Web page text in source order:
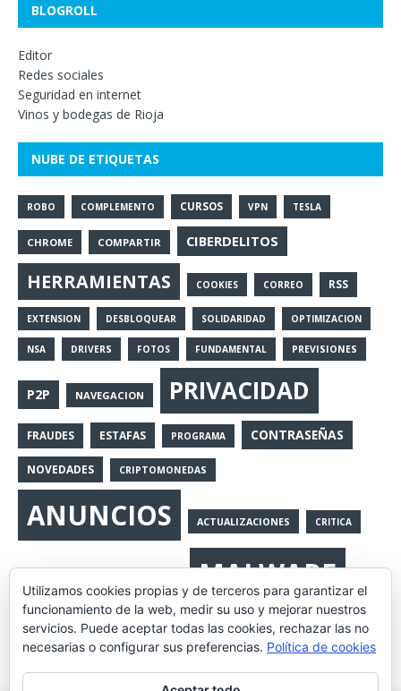
BLOGROLL
Editor
Redes sociales
Seguridad en internet
Vinos y bodegas de Rioja
NUBE DE ETIQUETAS
ROBO COMPLEMENTO CURSOS VPN TESLA
CHROME COMPARTIR CIBERDELITOS
HERRAMIENTAS COOKIES CORREO RSS
EXTENSION DESBLOQUEAR SOLIDARIDAD OPTIMIZACION
NSA DRIVERS FOTOS FUNDAMENTAL PREVISIONES
P2P NAVEGACION PRIVACIDAD
FRAUDES ESTAFAS PROGRAMA CONTRASEÑAS
NOVEDADES CRIPTOMONEDAS
ANUNCIOS ACTUALIZACIONES CRITICA
MALWARE
CRYPTOWARE ENTREVISTAS WANNACRY
COPIAS ARTICULO ROUTER ETHER
Utilizamos cookies propias y de terceros para garantizar el
funcionamiento de la web, medir su uso y mejorar nuestros
servicios. Puede aceptar todas las cookies, rechazar las no
necesarias o configurar sus preferencias. Política de cookies